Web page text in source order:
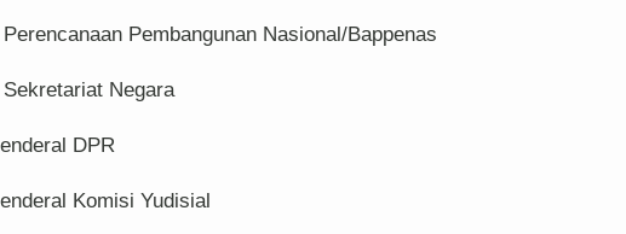
Pembangunan Nasional/Bappenas
Negara
DPR
Komisi Yudisial